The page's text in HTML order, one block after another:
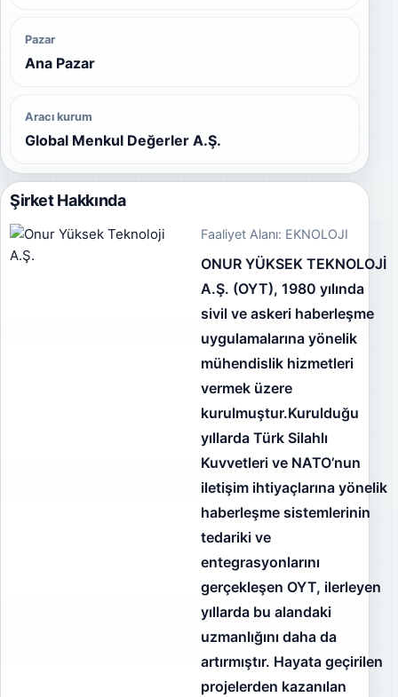
Pazar
Ana Pazar
Aracı kurum
Global Menkul Değerler A.Ş.
Şirket Hakkında
Faaliyet Alanı: EKNOLOJI
ONUR YÜKSEK TEKNOLOJİ
A.Ş. (OYT), 1980 yılında
sivil ve askeri haberleşme
uygulamalarına yönelik
mühendislik hizmetleri
vermek üzere
kurulmuştur.Kurulduğu
yıllarda Türk Silahlı
Kuvvetleri ve NATO’nun
iletişim ihtiyaçlarına yönelik
haberleşme sistemlerinin
tedariki ve
entegrasyonlarını
gerçekleşen OYT, ilerleyen
yıllarda bu alandaki
uzmanlığını daha da
artırmıştır. Hayata geçirilen
projelerden kazanılan